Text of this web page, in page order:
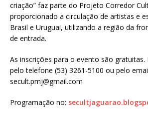
criação” faz parte do Projeto Corredor
proporcionado a circulação de artistas e
Brasil e Uruguai, utilizando a região da
de entrada.
As inscrições para o evento são
pelo telefone (53) 3261-5100 ou pelo
secult.pmj@gmail.com
Programação no: